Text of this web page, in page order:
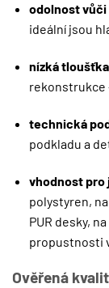
odolnost vůči
ideální jsou
nízká tloušťka
rekonstrukce
technická
podkladu a
vhodnost pro
polystyren,
PUR desky,
propustnosti
Ověřená